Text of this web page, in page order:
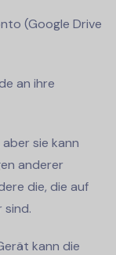
(Google Drive
an ihre
sie kann
anderer
die, die auf
sind.
kann die